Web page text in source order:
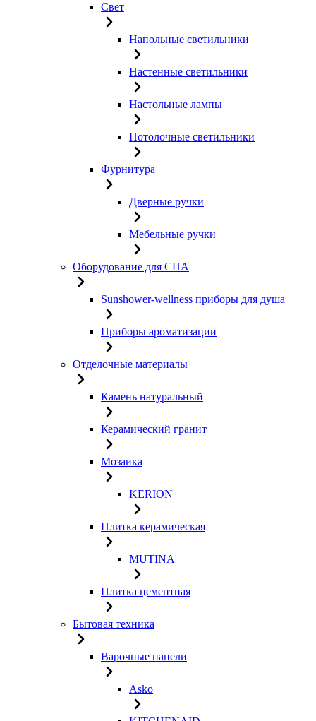
Свет
Напольные светильники
Настенные светильники
Настольные лампы
Потолочные светильники
Фурнитура
Дверные ручки
Мебельные ручки
Оборудование для СПА
Sunshower-wellness приборы для душа
Приборы ароматизации
Отделочные материалы
Камень натуральный
Керамический гранит
Мозаика
KERION
Плитка керамическая
MUTINA
Плитка цементная
Бытовая техника
Варочные панели
Asko